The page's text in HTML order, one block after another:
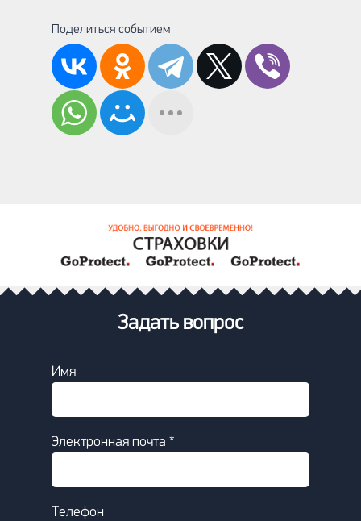
Поделиться событием
Задать вопрос
Имя
Электронная почта *
Телефон